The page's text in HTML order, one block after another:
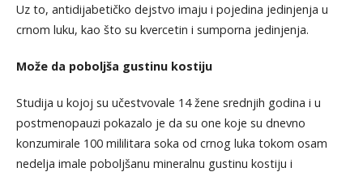
Uz to, antidijabetičko dejstvo imaju i pojedina jedinjenja u
crnom luku, kao što su kvercetin i sumporna jedinjenja.
Može da poboljša gustinu kostiju
Studija u kojoj su učestvovale 14 žene srednjih godina i u
postmenopauzi pokazalo je da su one koje su dnevno
konzumirale 100 mililitara soka od crnog luka tokom osam
nedelja imale poboljšanu mineralnu gustinu kostiju i